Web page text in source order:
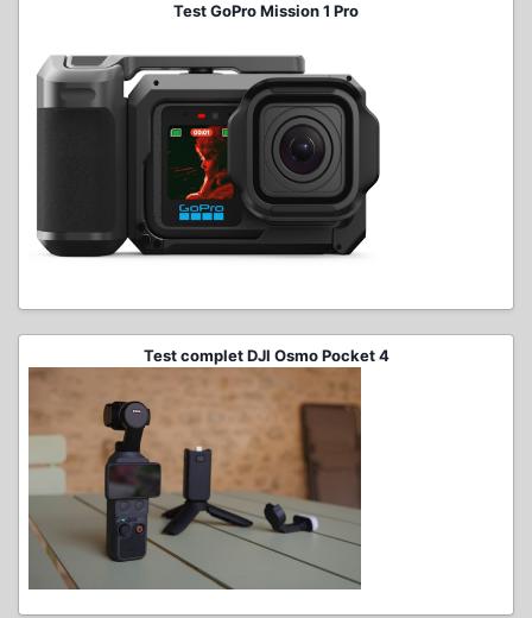
Test GoPro Mission 1 Pro
Test complet DJI Osmo Pocket 4